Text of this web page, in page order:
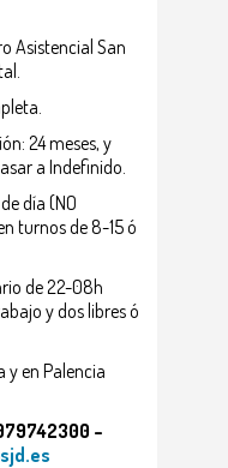
San
24 meses, y
a Indefinido.
día (NO
turnos de 8-15 ó
de 22-08h
y dos libres ó
en Palencia
–